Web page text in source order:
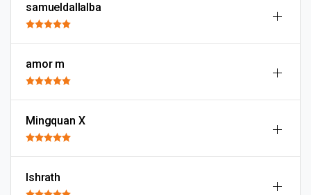
samueldallalba
amor m
Mingquan X
Ishrath